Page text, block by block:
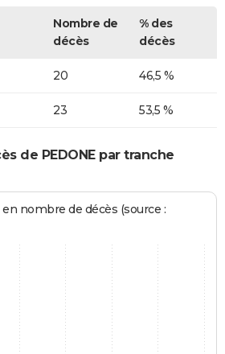
Nombre de
décès
% des
décès
20 46,5 %
23 53,5 %
de PEDONE par tranche
nombre de décès (source :